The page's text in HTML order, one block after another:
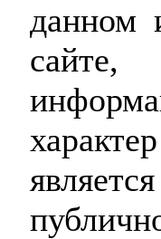
данном
является